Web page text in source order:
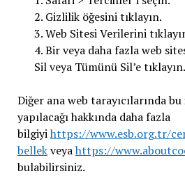
2. Gizlilik öğesini tıklayın.
3. Web Sitesi Verilerini
4. Bir veya daha fazla web
Sil veya Tümünü Sil’e tıklayın.
Diğer ana web tarayıcılarında
yapılacağı hakkında daha fazla
bilgiyihttps://www.esb.org.tr/
bellekveyahttps://
bulabilirsiniz.